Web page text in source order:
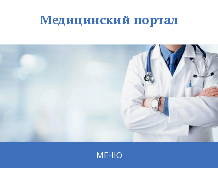
Медицинский портал
МЕНЮ